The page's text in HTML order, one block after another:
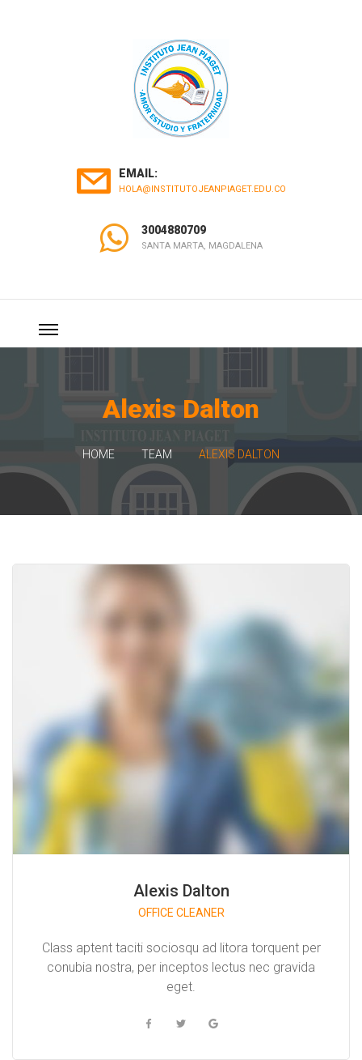
EMAIL:
HOLA@INSTITUTOJEANPIAGET.EDU.CO
3004880709
SANTA MARTA, MAGDALENA
Alexis Dalton
HOME TEAM ALEXIS DALTON
Alexis Dalton
OFFICE CLEANER
Class aptent taciti sociosqu ad litora torquent per
conubia nostra, per inceptos lectus nec gravida
eget.